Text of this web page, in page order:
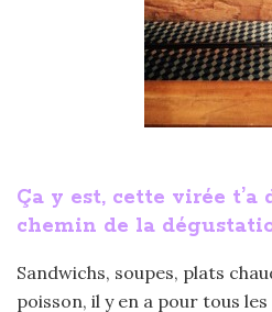
Ça y est, cette virée t’a
chemin de la
Sandwichs, soupes, plats
poisson, il y en a pour tous